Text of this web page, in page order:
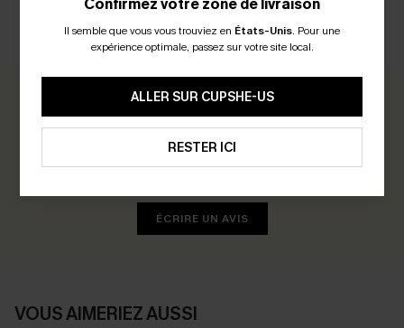
AVIS CLIENTS
Soyez le Premier à Donner Votre Avis
ÉCRIRE UN AVIS
VOUS AIMERIEZ AUSSI
Il semble que vous vous trouviez en États-Unis. Pour une
expérience optimale, passez sur votre site local.
ALLER SUR CUPSHE-US
RESTER ICI